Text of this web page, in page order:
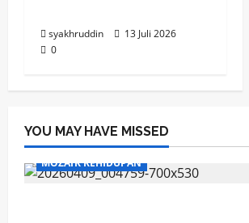
syakhruddin
13 Juli 2026
0
YOU MAY HAVE MISSED
MOZAIK KEHIDUPAN